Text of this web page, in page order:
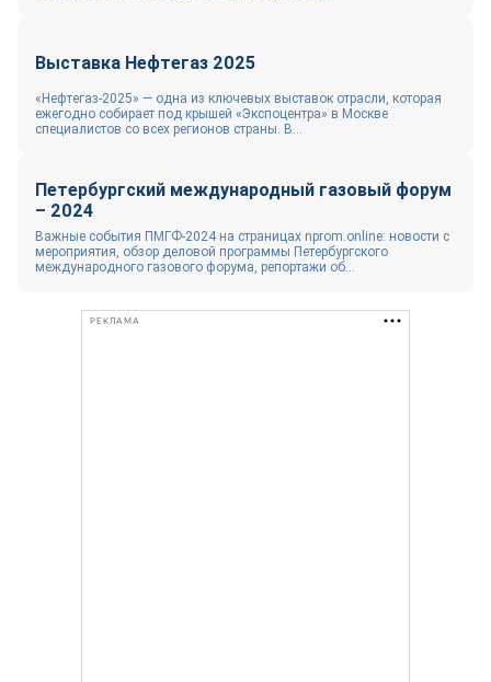
Выставка Нефтегаз 2025
«Нефтегаз-2025» — одна из ключевых выставок отрасли, которая
ежегодно собирает под крышей «Экспоцентра» в Москве
специалистов со всех регионов страны. В...
Петербургский международный газовый форум
– 2024
Важные события ПМГФ-2024 на страницах nprom.online: новости с
мероприятия, обзор деловой программы Петербургского
международного газового форума, репортажи об...
РЕКЛАМА